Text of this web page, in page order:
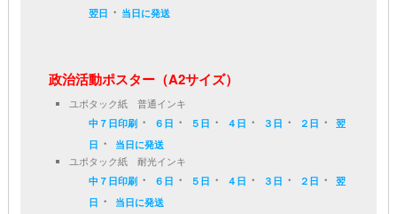
翌日 ・ 当日に発送
政治活動ポスター（A2サイズ）
ユポタック紙 普通インキ
中７日印刷 ・ ６日 ・ ５日 ・ ４日 ・ ３日 ・ ２日 ・翌
日 ・
当日に発送
ユポタック紙 耐光インキ
中７日印刷 ・ ６日 ・ ５日 ・ ４日 ・ ３日 ・ ２日 ・翌
日 ・ 当日に発送